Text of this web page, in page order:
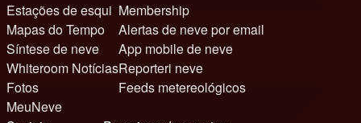
Estações de esqui
Mapas do Tempo
Síntese de neve
Whiteroom Notícias
Fotos
MeuNeve
Membership
Alertas de neve por email
App mobile de neve
Reporteri neve
Feeds metereológicos